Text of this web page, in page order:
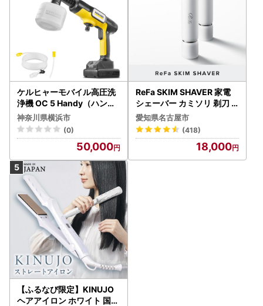
ケルヒャーモバイル高圧洗
浄機 OC 5 Handy（ハンデ
ィジェット） APV0006
神奈川県横浜市
(0)
50,000
ReFa SKIM SHAVER 家電
シェーバー カミソリ 剃刀
シェーバー
愛知県名古屋市
(418)
18,000
【ふるなび限定】KINUJO
ヘアアイロン ホワイト 国内